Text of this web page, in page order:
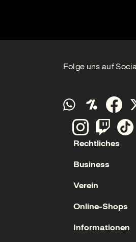
Folge uns auf
Rechtliches
Kontakt
Impressum
Datenschutz
Cookies
Business
Aktie
Sponsoring &
Geschäftsführung
Verein
Fan- und
Mitgliedschaft
Online-Shops
Ticketshop
Informationen